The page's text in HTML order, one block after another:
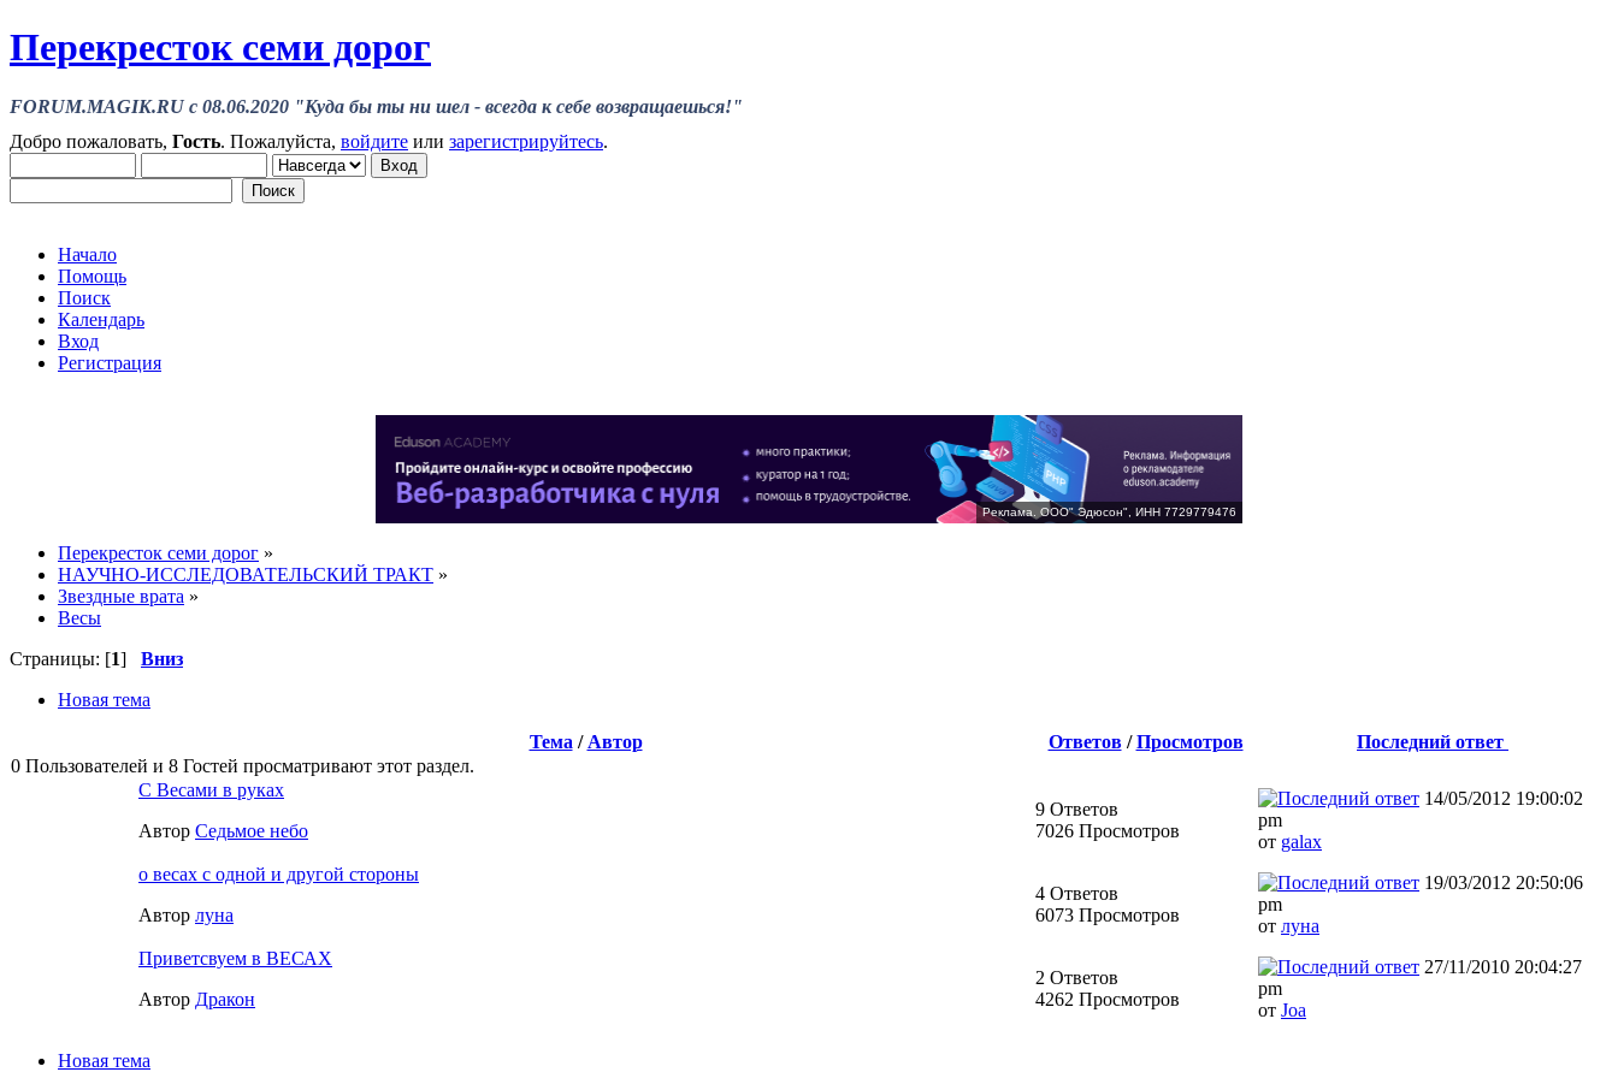
Перекресток семи дорог
FORUM.MAGIK.RU c 08.06.2020 "Куда бы ты ни шел - всегда к себе возвращаешься!"
Добро пожаловать, Гость. Пожалуйста, войдите или зарегистрируйтесь.
Начало
Помощь
Поиск
Календарь
Вход
Регистрация
Реклама. ООО" Эдюсон", ИНН 7729779476
Перекресток семи дорог »
НАУЧНО-ИССЛЕДОВАТЕЛЬСКИЙ ТРАКТ »
Звездные врата »
Весы
Страницы: [1] Вниз
Новая тема
Тема / Автор Ответов/Просмотров
Последний ответ
0 Пользователей и 8 Гостей просматривают этот раздел.
С Весами в руках
Автор Седьмое небо
9 Ответов
7026 Просмотров
14/05/2012 19:00:02
pm
от galax
о весах с одной и другой стороны
Автор луна
4 Ответов
6073 Просмотров
19/03/2012 20:50:06
pm
от луна
Приветсвуем в ВЕСАХ
Автор Дракон
2 Ответов
4262 Просмотров
27/11/2010 20:04:27
pm
от Joa
Новая тема